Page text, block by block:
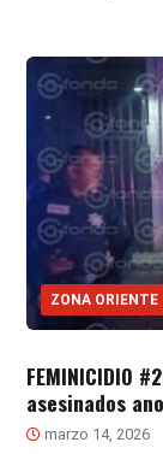
ZONA ORIENTE
FEMINICIDIO
asesinados
marzo 14, 2026